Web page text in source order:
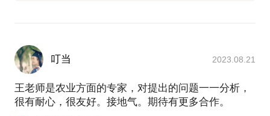
叮当 2023.08.21
王老师是农业方面的专家，对提出的问题一一分析，
很有耐心，很友好。接地气。期待有更多合作。